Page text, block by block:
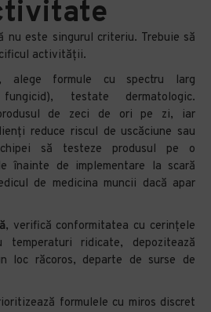
nu este singurul criteriu. Trebuie să
activității.
, alege formule cu spectru larg
testate dermatologic.
de zeci de ori pe zi, iar
reduce riscul de uscăciune sau
să testeze produsul pe o
înainte de implementare la scară
de medicina muncii dacă apar
, verifică conformitatea cu cerințele
temperaturi ridicate, depozitează
loc răcoros, departe de surse de
formulele cu miros discret